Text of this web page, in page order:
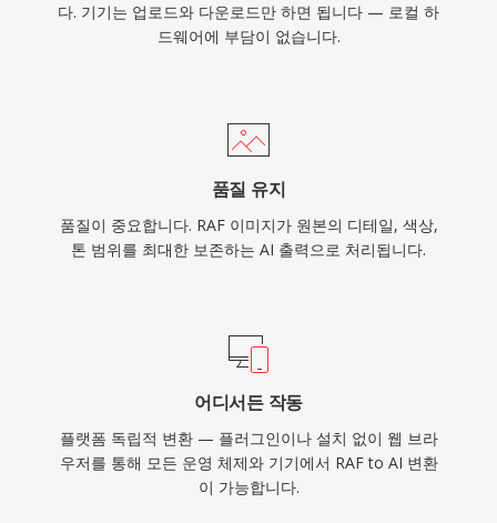
다. 기기는 업로드와 다운로드만 하면 됩니다 — 로컬 하
드웨어에 부담이 없습니다.
품질 유지
품질이 중요합니다. RAF 이미지가 원본의 디테일, 색상,
톤 범위를 최대한 보존하는 AI 출력으로 처리됩니다.
어디서든 작동
플랫폼 독립적 변환 — 플러그인이나 설치 없이 웹 브라
우저를 통해 모든 운영 체제와 기기에서 RAF to AI 변환
이 가능합니다.